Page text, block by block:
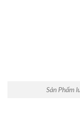
Sản Phẩm